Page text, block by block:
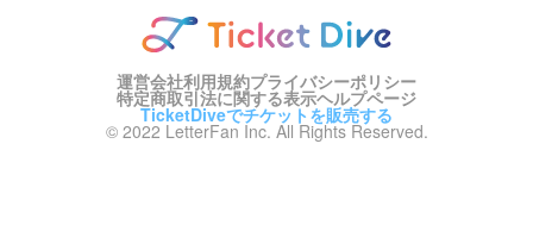
運営会社利用規約プライバシーポリシー
特定商取引法に関する表示ヘルプページ
TicketDiveでチケットを販売する
© 2022 LetterFan Inc. All Rights Reserved.